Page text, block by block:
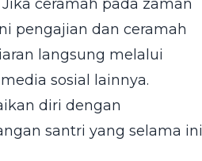
ceramah pada zaman
pengajian dan ceramah
langsung melalui
sosial lainnya.
diri dengan
santri yang selama ini